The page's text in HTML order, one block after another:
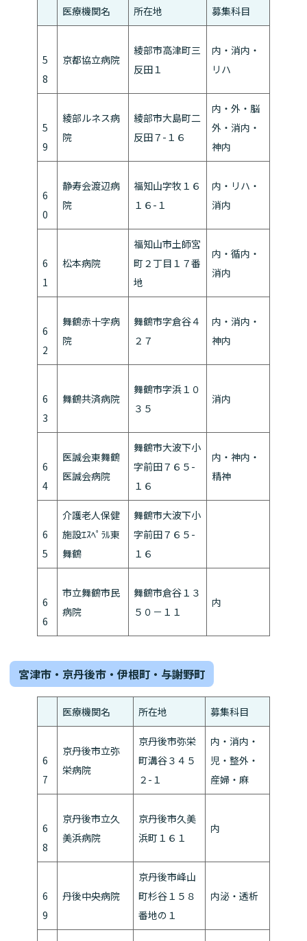
医療機関名 所在地 募集科目
5
8
京都協立病院
綾部市高津町三
反田１
内・消内・
リハ
5
9
綾部ルネス病
院
綾部市大島町二
反田７-１６
内・外・脳
外・消内・
神内
6
0
静寿会渡辺病
院
福知山字牧１６
１６-１
内・リハ・
消内
6
1
松本病院
福知山市土師宮
町２丁目１７番
地
内・循内・
消内
6
2
舞鶴赤十字病
院
舞鶴市字倉谷４
２７
内・消内・
神内
6
3
舞鶴共済病院
舞鶴市字浜１０
３５
消内
6
4
医誠会東舞鶴
医誠会病院
舞鶴市大波下小
字前田７６５-
１６
内・神内・
精神
6
5
介護老人保健
施設ｴｽﾍﾟﾗﾙ東
舞鶴
舞鶴市大波下小
字前田７６５-
１６
6
6
市立舞鶴市民
病院
舞鶴市倉谷１３
５０－１１
内
宮津市・京丹後市・伊根町・与謝野町
医療機関名 所在地 募集科目
6
7
京丹後市立弥
栄病院
京丹後市弥栄
町溝谷３４５
２-１
内・消内・
児・整外・
産婦・麻
6
8
京丹後市立久
美浜病院
京丹後市久美
浜町１６１
内
6
9
丹後中央病院
京丹後市峰山
町杉谷１５８
番地の１
内泌・透析